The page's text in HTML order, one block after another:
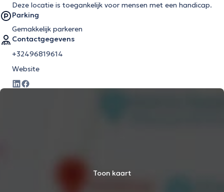
Deze locatie is toegankelijk voor mensen met een handicap.
Parking
Gemakkelijk parkeren
Contactgegevens
+32496819614
Website
Toon kaart